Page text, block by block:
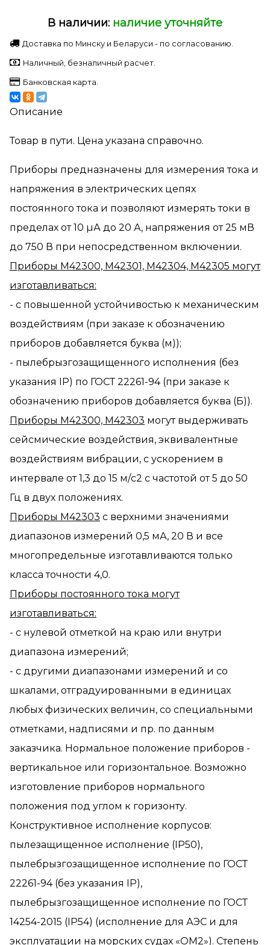
В наличии: наличие уточняйте
Доставка по Минску и Беларуси - по согласованию.
Наличный, безналичный расчет.
Банковская карта.
Описание
Товар в пути. Цена указана справочно.
Приборы предназначены для измерения тока и
напряжения в электрических цепях
постоянного тока и позволяют измерять токи в
пределах от 10 µА до 20 А, напряжения от 25 мВ
до 750 В при непосредственном включении.
Приборы М42300, М42301, М42304, М42305 могут
изготавливаться:
- с повышенной устойчивостью к механическим
воздействиям (при заказе к обозначению
приборов добавляется буква (м));
- пылебрызгозащищенного исполнения (без
указания IP) по ГОСТ 22261-94 (при заказе к
обозначению приборов добавляется буква (Б)).
Приборы М42300, М42303 могут выдерживать
сейсмические воздействия, эквивалентные
воздействиям вибрации, с ускорением в
интервале от 1,3 до 15 м/с2 с частотой от 5 до 50
Гц в двух положениях.
Приборы М42303 с верхними значениями
диапазонов измерений 0,5 мА, 20 В и все
многопредельные изготавливаются только
класса точности 4,0.
Приборы постоянного тока могут
изготавливаться:
- с нулевой отметкой на краю или внутри
диапазона измерений;
- с другими диапазонами измерений и со
шкалами, отградуированными в единицах
любых физических величин, со специальными
отметками, надписями и пр. по данным
заказчика. Нормальное положение приборов -
вертикальное или горизонтальное. Возможно
изготовление приборов нормального
положения под углом к горизонту.
Конструктивное исполнение корпусов:
пылезащищенное исполнение (IP50),
пылебрызгозащищенное исполнение по ГОСТ
22261-94 (без указания IP),
пылебрызгозащищенное исполнение по ГОСТ
14254-2015 (IP54) (исполнение для АЭС и для
эксплуатации на морских судах «ОМ2»). Степень